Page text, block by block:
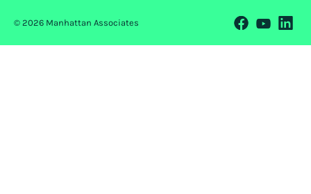
© 2026 Manhattan Associates